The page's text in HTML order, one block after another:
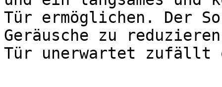
Tür ermöglichen. Der
Geräusche zu